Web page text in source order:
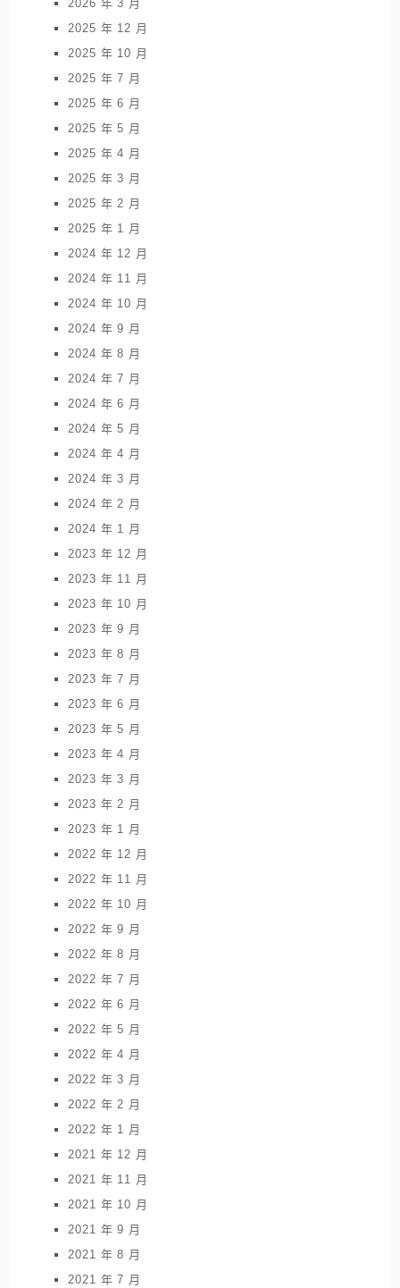
2026 年 3 月
2025 年 12 月
2025 年 10 月
2025 年 7 月
2025 年 6 月
2025 年 5 月
2025 年 4 月
2025 年 3 月
2025 年 2 月
2025 年 1 月
2024 年 12 月
2024 年 11 月
2024 年 10 月
2024 年 9 月
2024 年 8 月
2024 年 7 月
2024 年 6 月
2024 年 5 月
2024 年 4 月
2024 年 3 月
2024 年 2 月
2024 年 1 月
2023 年 12 月
2023 年 11 月
2023 年 10 月
2023 年 9 月
2023 年 8 月
2023 年 7 月
2023 年 6 月
2023 年 5 月
2023 年 4 月
2023 年 3 月
2023 年 2 月
2023 年 1 月
2022 年 12 月
2022 年 11 月
2022 年 10 月
2022 年 9 月
2022 年 8 月
2022 年 7 月
2022 年 6 月
2022 年 5 月
2022 年 4 月
2022 年 3 月
2022 年 2 月
2022 年 1 月
2021 年 12 月
2021 年 11 月
2021 年 10 月
2021 年 9 月
2021 年 8 月
2021 年 7 月